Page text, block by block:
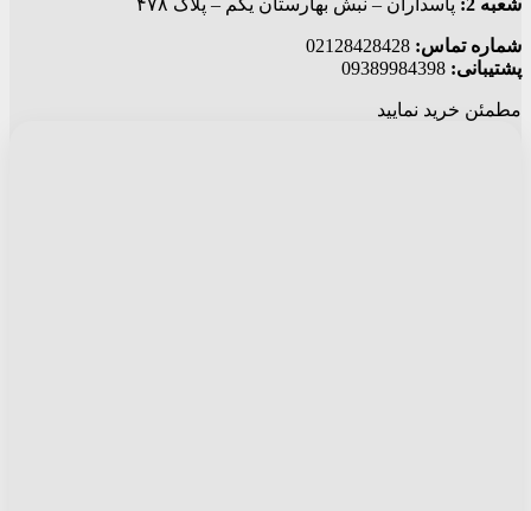
– نبش بهارستان یکم – پلاک ۴۷۸
02128428428
نمایید